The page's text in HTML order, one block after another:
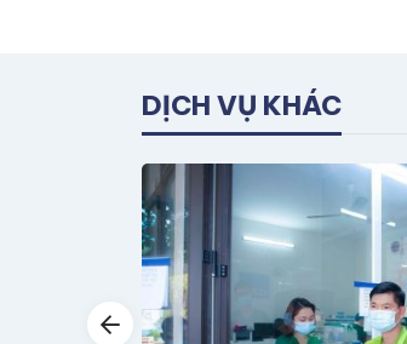
DỊCH VỤ KHÁC